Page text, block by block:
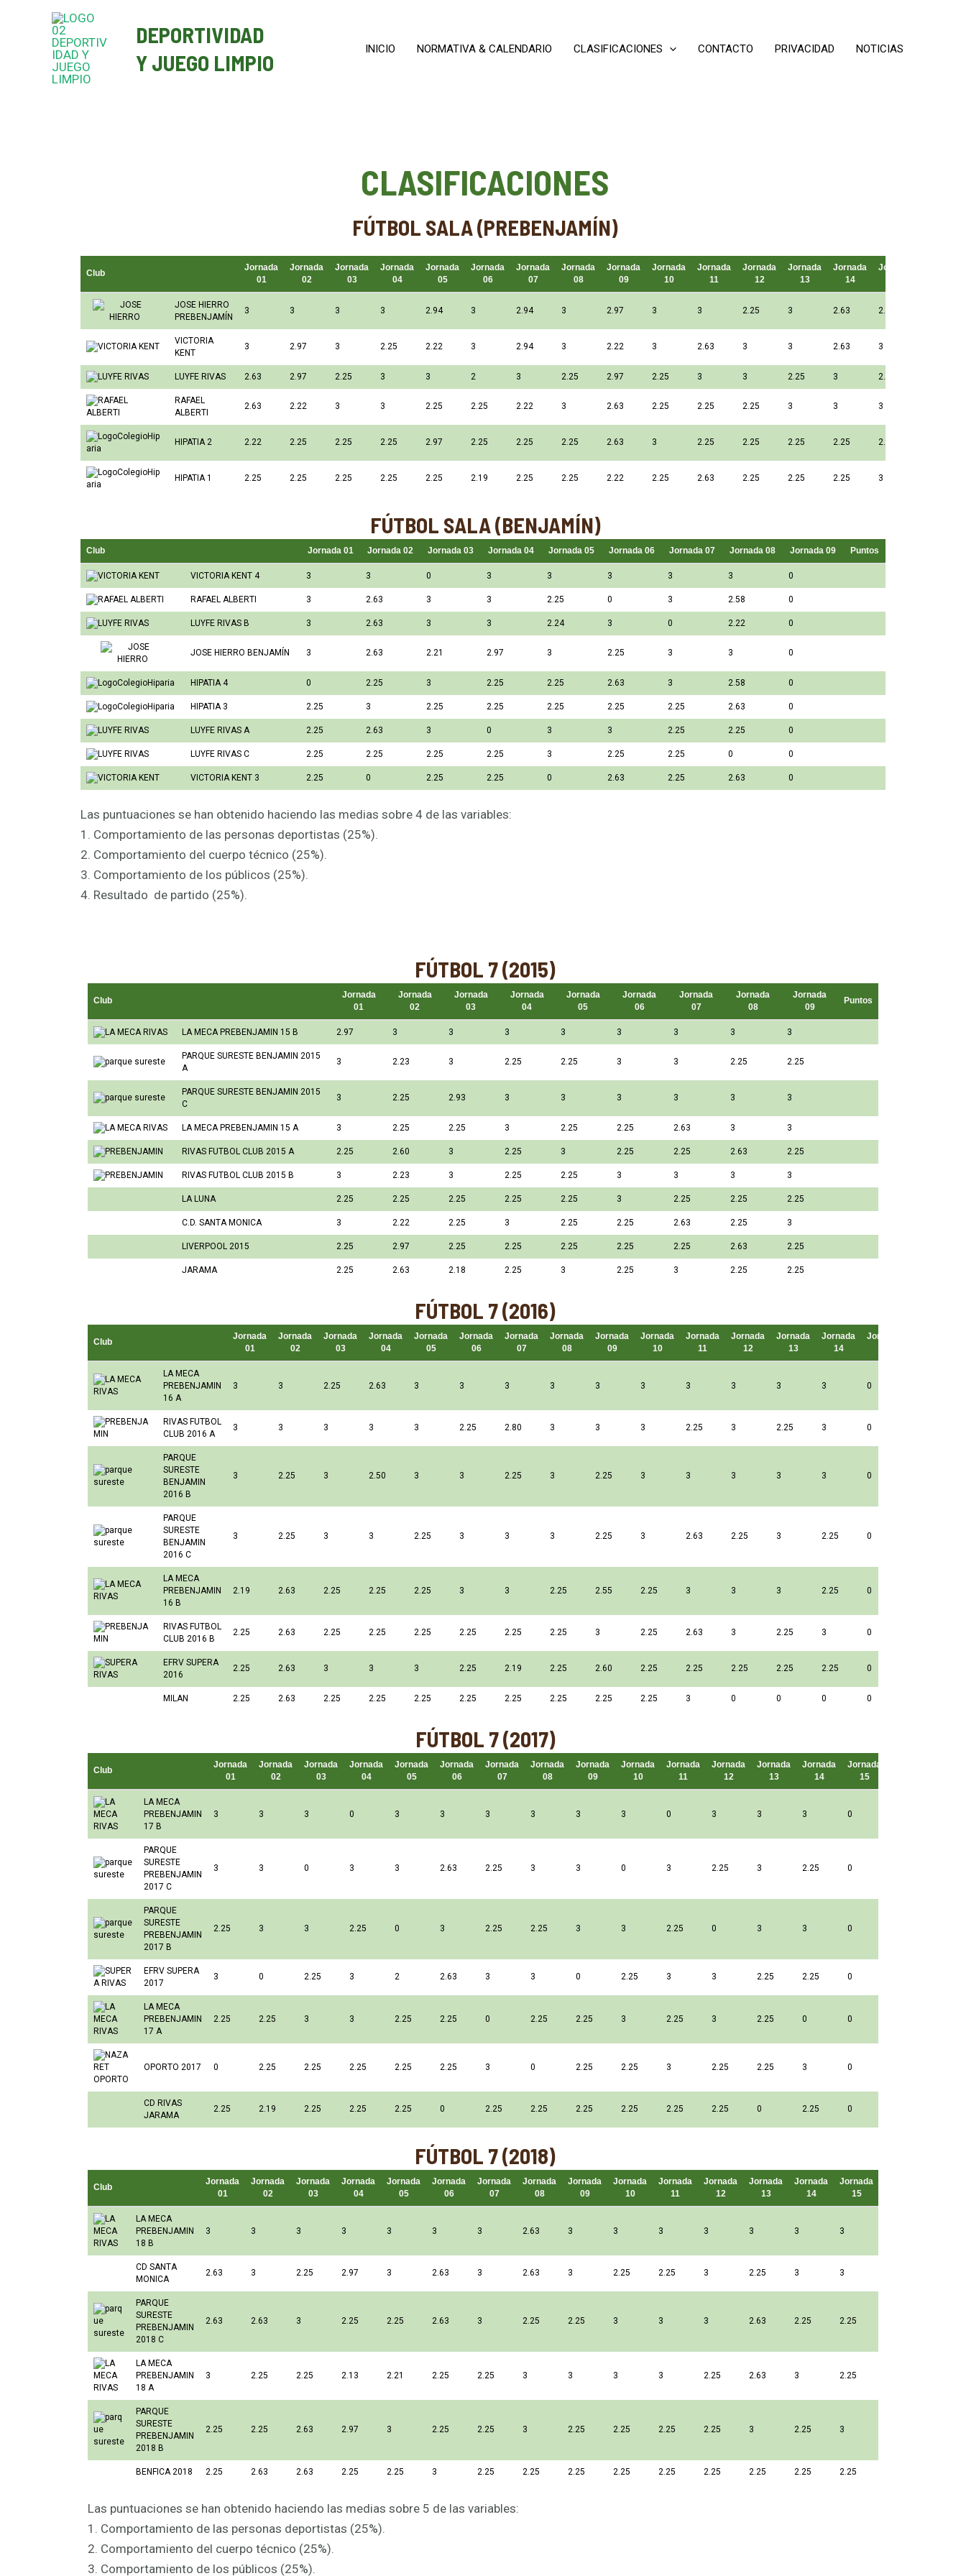
contenido
DEPORTIVIDAD
Y JUEGO LIMPIO
INICIO NORMATIVA & CALENDARIO CLASIFICACIONES CONTACTO PRIVACIDAD NOTICIAS
CLASIFICACIONES
FÚTBOL SALA (PREBENJAMÍN)
Club
Jornada
01
Jornada
02
Jornada
03
Jornada
04
Jornada
05
Jornada
06
Jornada
07
Jornada
08
Jornada
09
Jornada
10
Jornada
11
Jornada
12
Jornada
13
Jornada
14
Jornada
JOSE HIERRO
PREBENJAMÍN
3 3 3 3 2.94 3 2.94 3 2.97 3 3 2.25 3 2.63 2.25
VICTORIA
KENT
3 2.97 3 2.25 2.22 3 2.94 3 2.22 3 2.63 3 3 2.63 3
LUYFE RIVAS 2.63 2.97 2.25 3 3 2 3 2.25 2.97 2.25 3 3 2.25 3 2.25
RAFAEL
ALBERTI
2.63 2.22 3 3 2.25 2.25 2.22 3 2.63 2.25 2.25 2.25 3 3 3
HIPATIA 2 2.22 2.25 2.25 2.25 2.97 2.25 2.25 2.25 2.63 3 2.25 2.25 2.25 2.25 2.25
HIPATIA 1 2.25 2.25 2.25 2.25 2.25 2.19 2.25 2.25 2.22 2.25 2.63 2.25 2.25 2.25 3
FÚTBOL SALA (BENJAMÍN)
Club Jornada 01 Jornada 02 Jornada 03 Jornada 04 Jornada 05 Jornada 06 Jornada 07 Jornada 08 Jornada 09 Puntos
VICTORIA KENT 4 3 3 0 3 3 3 3 3 0
RAFAEL ALBERTI 3 2.63 3 3 2.25 0 3 2.58 0
LUYFE RIVAS B 3 2.63 3 3 2.24 3 0 2.22 0
JOSE HIERRO BENJAMÍN 3 2.63 2.21 2.97 3 2.25 3 3 0
HIPATIA 4 0 2.25 3 2.25 2.25 2.63 3 2.58 0
HIPATIA 3 2.25 3 2.25 2.25 2.25 2.25 2.25 2.63 0
LUYFE RIVAS A 2.25 2.63 3 0 3 3 2.25 2.25 0
LUYFE RIVAS C 2.25 2.25 2.25 2.25 3 2.25 2.25 0 0
VICTORIA KENT 3 2.25 0 2.25 2.25 0 2.63 2.25 2.63 0
Las puntuaciones se han obtenido haciendo las medias sobre 4 de las variables:
1. Comportamiento de las personas deportistas (25%).
2. Comportamiento del cuerpo técnico (25%).
3. Comportamiento de los públicos (25%).
4. Resultado de partido (25%).
FÚTBOL 7 (2015)
Club
Jornada
01
Jornada
02
Jornada
03
Jornada
04
Jornada
05
Jornada
06
Jornada
07
Jornada
08
Jornada
09
Puntos
LA MECA PREBENJAMIN 15 B 2.97 3 3 3 3 3 3 3 3
PARQUE SURESTE BENJAMIN 2015
A
3 2.23 3 2.25 2.25 3 3 2.25 2.25
PARQUE SURESTE BENJAMIN 2015
C
3 2.25 2.93 3 3 3 3 3 3
LA MECA PREBENJAMIN 15 A 3 2.25 2.25 3 2.25 2.25 2.63 3 3
RIVAS FUTBOL CLUB 2015 A 2.25 2.60 3 2.25 3 2.25 2.25 2.63 2.25
RIVAS FUTBOL CLUB 2015 B 3 2.23 3 2.25 2.25 3 3 3 3
LA LUNA 2.25 2.25 2.25 2.25 2.25 3 2.25 2.25 2.25
C.D. SANTA MONICA 3 2.22 2.25 3 2.25 2.25 2.63 2.25 3
LIVERPOOL 2015 2.25 2.97 2.25 2.25 2.25 2.25 2.25 2.63 2.25
JARAMA 2.25 2.63 2.18 2.25 3 2.25 3 2.25 2.25
FÚTBOL 7 (2016)
Club
Jornada
01
Jornada
02
Jornada
03
Jornada
04
Jornada
05
Jornada
06
Jornada
07
Jornada
08
Jornada
09
Jornada
10
Jornada
11
Jornada
12
Jornada
13
Jornada
14
Jornada
LA MECA
PREBENJAMIN
16 A
3 3 2.25 2.63 3 3 3 3 3 3 3 3 3 3 0
RIVAS FUTBOL
CLUB 2016 A
3 3 3 3 3 2.25 2.80 3 3 3 2.25 3 2.25 3 0
PARQUE
SURESTE
BENJAMIN
2016 B
3 2.25 3 2.50 3 3 2.25 3 2.25 3 3 3 3 3 0
PARQUE
SURESTE
BENJAMIN
2016 C
3 2.25 3 3 2.25 3 3 3 2.25 3 2.63 2.25 3 2.25 0
LA MECA
PREBENJAMIN
16 B
2.19 2.63 2.25 2.25 2.25 3 3 2.25 2.55 2.25 3 3 3 2.25 0
RIVAS FUTBOL
CLUB 2016 B
2.25 2.63 2.25 2.25 2.25 2.25 2.25 2.25 3 2.25 2.63 3 2.25 3 0
EFRV SUPERA
2016
2.25 2.63 3 3 3 2.25 2.19 2.25 2.60 2.25 2.25 2.25 2.25 2.25 0
MILAN 2.25 2.63 2.25 2.25 2.25 2.25 2.25 2.25 2.25 2.25 3 0 0 0 0
FÚTBOL 7 (2017)
Club
Jornada
01
Jornada
02
Jornada
03
Jornada
04
Jornada
05
Jornada
06
Jornada
07
Jornada
08
Jornada
09
Jornada
10
Jornada
11
Jornada
12
Jornada
13
Jornada
14
Jornada
15
LA MECA
PREBENJAMIN
17 B
3 3 3 0 3 3 3 3 3 3 0 3 3 3 0
PARQUE
SURESTE
PREBENJAMIN
2017 C
3 3 0 3 3 2.63 2.25 3 3 0 3 2.25 3 2.25 0
PARQUE
SURESTE
PREBENJAMIN
2017 B
2.25 3 3 2.25 0 3 2.25 2.25 3 3 2.25 0 3 3 0
EFRV SUPERA
2017
3 0 2.25 3 2 2.63 3 3 0 2.25 3 3 2.25 2.25 0
LA MECA
PREBENJAMIN
17 A
2.25 2.25 3 3 2.25 2.25 0 2.25 2.25 3 2.25 3 2.25 0 0
OPORTO 2017 0 2.25 2.25 2.25 2.25 2.25 3 0 2.25 2.25 3 2.25 2.25 3 0
CD RIVAS
JARAMA
2.25 2.19 2.25 2.25 2.25 0 2.25 2.25 2.25 2.25 2.25 2.25 0 2.25 0
FÚTBOL 7 (2018)
Club
Jornada
01
Jornada
02
Jornada
03
Jornada
04
Jornada
05
Jornada
06
Jornada
07
Jornada
08
Jornada
09
Jornada
10
Jornada
11
Jornada
12
Jornada
13
Jornada
14
Jornada
15
LA MECA
PREBENJAMIN
18 B
3 3 3 3 3 3 3 2.63 3 3 3 3 3 3 3
CD SANTA
MONICA
2.63 3 2.25 2.97 3 2.63 3 2.63 3 2.25 2.25 3 2.25 3 3
PARQUE
SURESTE
PREBENJAMIN
2018 C
2.63 2.63 3 2.25 2.25 2.63 3 2.25 2.25 3 3 3 2.63 2.25 2.25
LA MECA
PREBENJAMIN
18 A
3 2.25 2.25 2.13 2.21 2.25 2.25 3 3 3 3 2.25 2.63 3 2.25
PARQUE
SURESTE
PREBENJAMIN
2018 B
2.25 2.25 2.63 2.97 3 2.25 2.25 3 2.25 2.25 2.25 2.25 3 2.25 3
BENFICA 2018 2.25 2.63 2.63 2.25 2.25 3 2.25 2.25 2.25 2.25 2.25 2.25 2.25 2.25 2.25
Las puntuaciones se han obtenido haciendo las medias sobre 5 de las variables:
1. Comportamiento de las personas deportistas (25%).
2. Comportamiento del cuerpo técnico (25%).
3. Comportamiento de los públicos (25%).